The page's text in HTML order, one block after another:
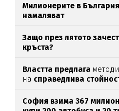
Милионерите в
намаляват
Защо през лятото
кръста?
Властта предлага
на справедлива
София взима 367